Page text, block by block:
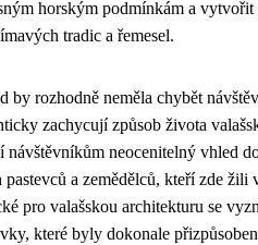
horským podmínkám a vytvořit
tradic a řemesel.
rozhodně neměla chybět
zachycují způsob života
neocenitelný vhled
a zemědělců, kteří zde žili
pro valašskou architekturu se
které byly dokonale